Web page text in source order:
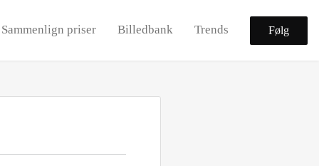
Sammenlign priser Billedbank Trends Følg